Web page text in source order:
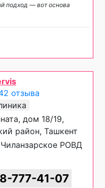
подход — вот основа
отзыва
дом 18/19,
район, Ташкент
Чиланзарское РОВД
777-41-07